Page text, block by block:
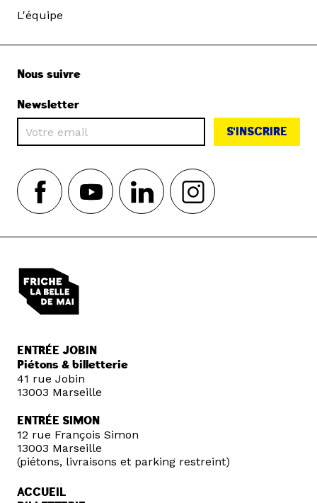
L'équipe
Nous suivre
Newsletter
S'INSCRIRE
ENTRÉE JOBIN
Piétons & billetterie
41 rue Jobin
13003 Marseille
ENTRÉE SIMON
12 rue François Simon
13003 Marseille
(piétons, livraisons et parking restreint)
ACCUEIL